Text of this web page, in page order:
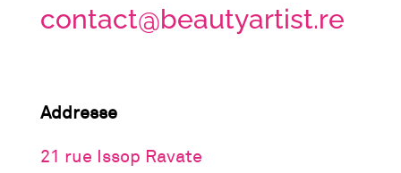
contact@beautyartist.re
Addresse
21 rue Issop Ravate